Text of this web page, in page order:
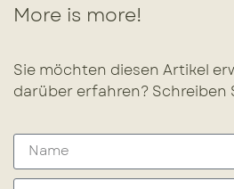
More is more!
Sie möchten diesen Artikel
darüber erfahren? Schreiben